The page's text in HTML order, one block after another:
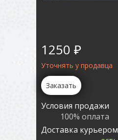
1250 ₽
Уточнять у продавца
Заказать
Условия продажи
100% оплата
Доставка курьером